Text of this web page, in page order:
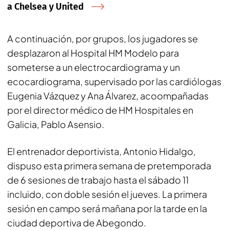
a Chelsea y United
A continuación, por grupos, los jugadores se
desplazaron al Hospital HM Modelo para
someterse a un electrocardiograma y un
ecocardiograma, supervisado por las cardiólogas
Eugenia Vázquez y Ana Álvarez, acoompañadas
por el director médico de HM Hospitales en
Galicia, Pablo Asensio.
El entrenador deportivista, Antonio Hidalgo,
dispuso esta primera semana de pretemporada
de 6 sesiones de trabajo hasta el sábado 11
incluido, con doble sesión el jueves. La primera
sesión en campo será mañana por la tarde en la
ciudad deportiva de Abegondo.